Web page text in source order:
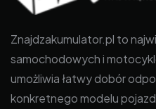
Znajdzakumulator.pl to
samochodowych i
umożliwia łatwy dobór
konkretnego modelu